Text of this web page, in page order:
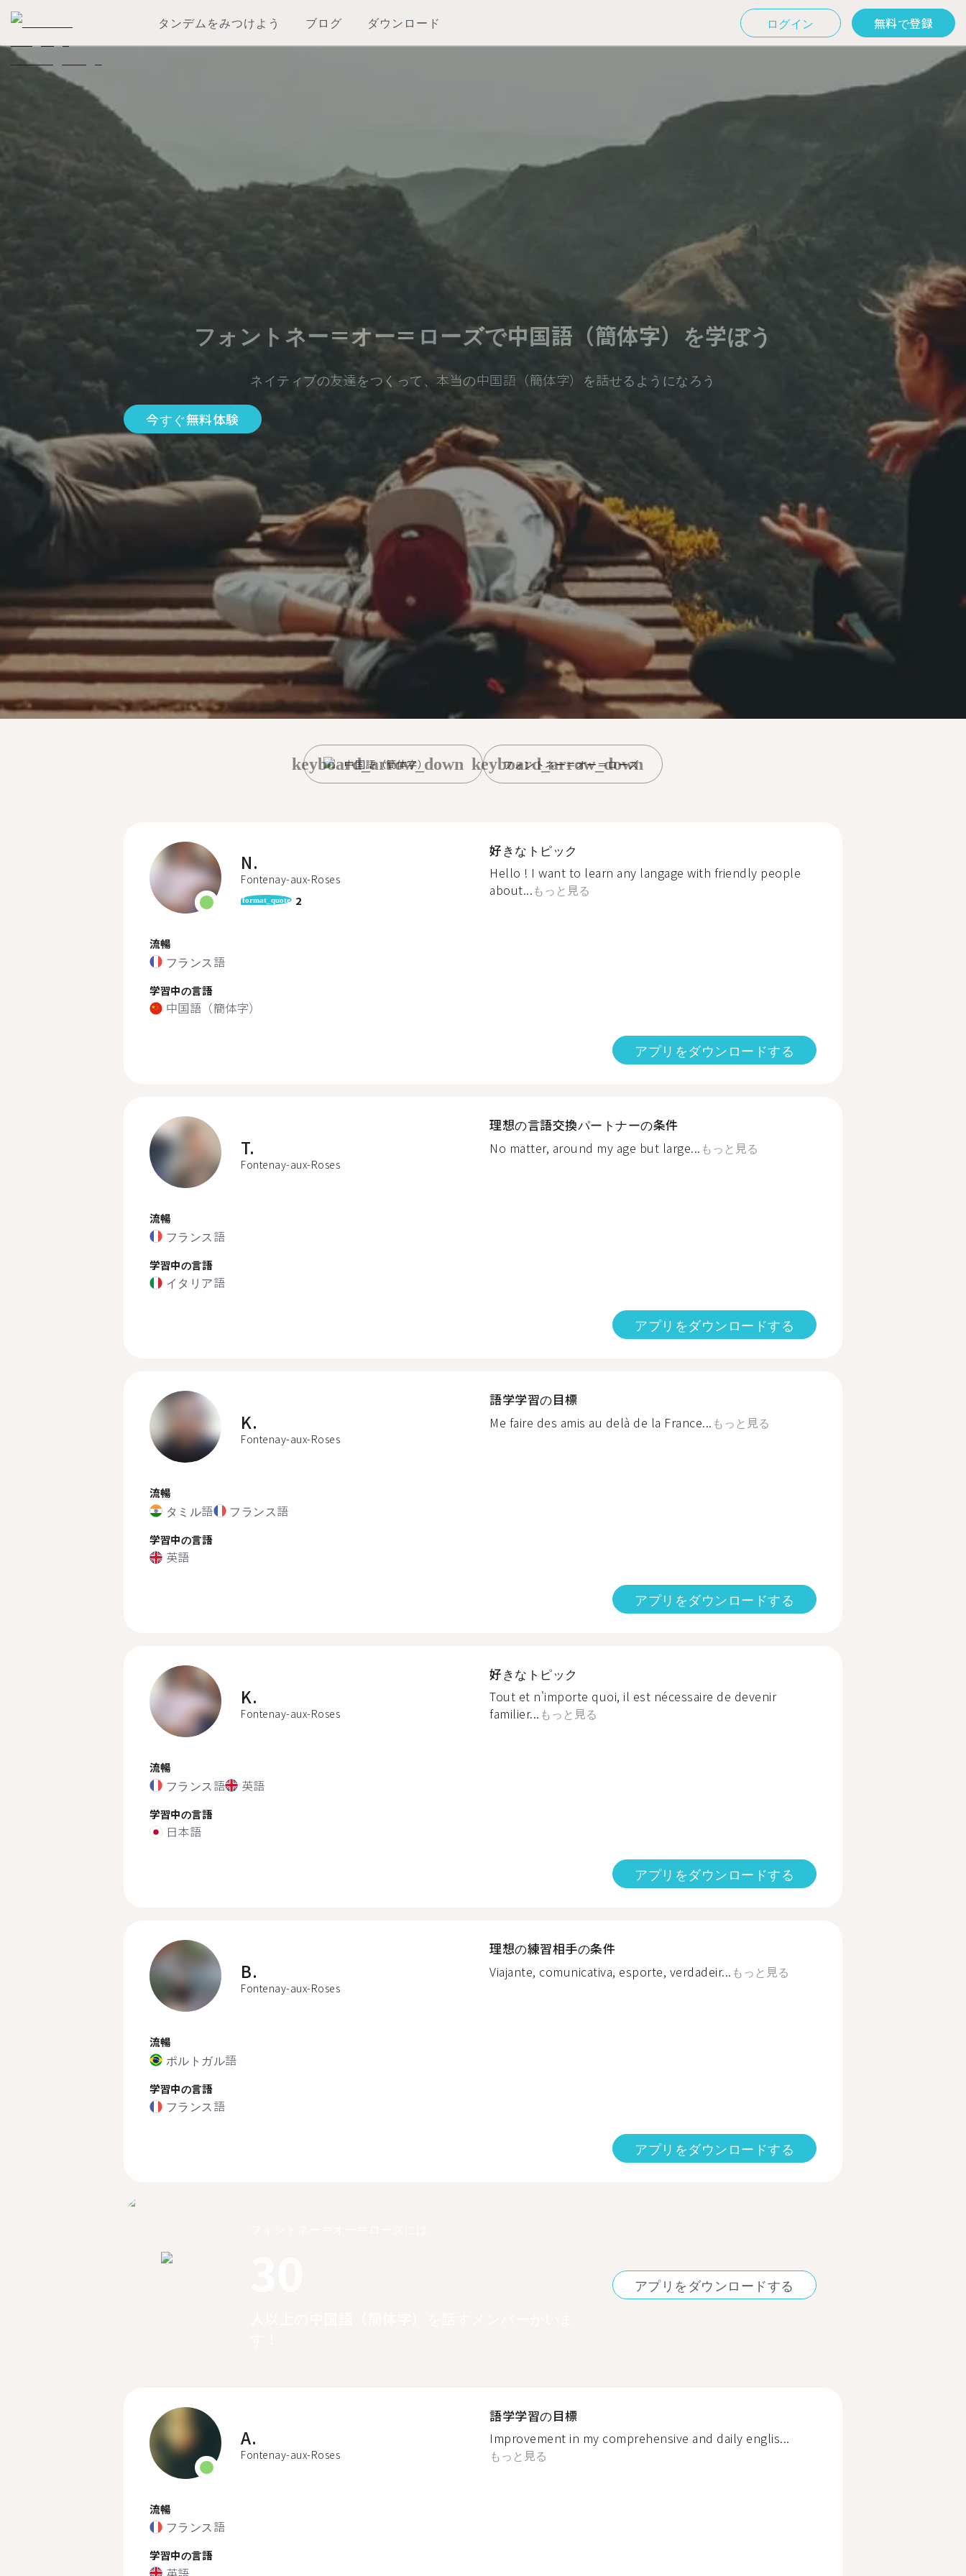
タンデムをみつけよう ブログ ダウンロード ログイン 無料で登録
フォントネー＝オー＝ローズで中国語（簡体字）を学ぼう
ネイティブの友達をつくって、本当の中国語（簡体字）を話せるようになろう
今すぐ無料体験
中国語（簡体字）
keyboard_arrow_down フォントネー＝オー＝ローズ
keyboard_arrow_down
N.
Fontenay-aux-Roses
format_quote 2
流暢
フランス語
学習中の言語
中国語（簡体字）
好きなトピック
Hello ! I want to learn any langage with friendly people
about...もっと見る
アプリをダウンロードする
T.
Fontenay-aux-Roses
流暢
フランス語
学習中の言語
イタリア語
理想の言語交換パートナーの条件
No matter, around my age but large... もっと見る
アプリをダウンロードする
K.
Fontenay-aux-Roses
流暢
タミル語 フランス語
学習中の言語
英語
語学学習の目標
Me faire des amis au delà de la France... もっと見る
アプリをダウンロードする
K.
Fontenay-aux-Roses
流暢
フランス語 英語
学習中の言語
日本語
好きなトピック
Tout et n'importe quoi, il est nécessaire de devenir
familier... もっと見る
アプリをダウンロードする
B.
Fontenay-aux-Roses
流暢
ポルトガル語
学習中の言語
フランス語
理想の練習相手の条件
Viajante, comunicativa, esporte, verdadeir... もっと見る
アプリをダウンロードする
アプリをダウンロードする
A.
Fontenay-aux-Roses
流暢
フランス語
学習中の言語
語学学習の目標
Improvement in my comprehensive and daily englis...
もっと見る